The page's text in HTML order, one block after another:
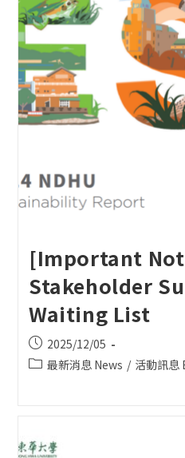
[Important
Stakeholder
Waiting List
Post
published:
2025/12/05
Post最新消息 News / 活動訊